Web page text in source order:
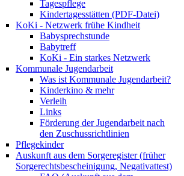
Tagespflege
Kindertagesstätten (PDF-Datei)
KoKi - Netzwerk frühe Kindheit
Babysprechstunde
Babytreff
KoKi - Ein starkes Netzwerk
Kommunale Jugendarbeit
Was ist Kommunale Jugendarbeit?
Kinderkino & mehr
Verleih
Links
Förderung der Jugendarbeit nach
den Zuschussrichtlinien
Pflegekinder
Auskunft aus dem Sorgeregister (früher
Sorgerechtsbescheinigung, Negativattest)